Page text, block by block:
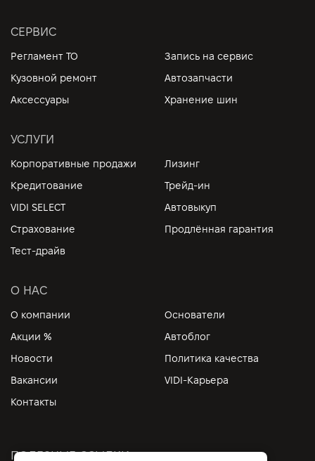
СЕРВИС
Регламент ТО
Запись на сервис
Кузовной ремонт
Автозапчасти
Аксессуары
Хранение шин
УСЛУГИ
Корпоративные продажи
Лизинг
Кредитование
Трейд-ин
VIDI SELECT
Автовыкуп
Страхование
Продлённая гарантия
Тест-драйв
О НАС
О компании
Основатели
Акции %
Автоблог
Новости
Политика качества
Вакансии
VIDI-Карьера
Контакты
ПОЛЕЗНЫЕ ССЫЛКИ